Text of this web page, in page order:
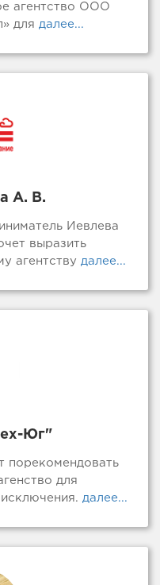
агентство ООО
для далее...
А. В.
Иевлева
выразить
агентству далее...
Юг"
для
далее...